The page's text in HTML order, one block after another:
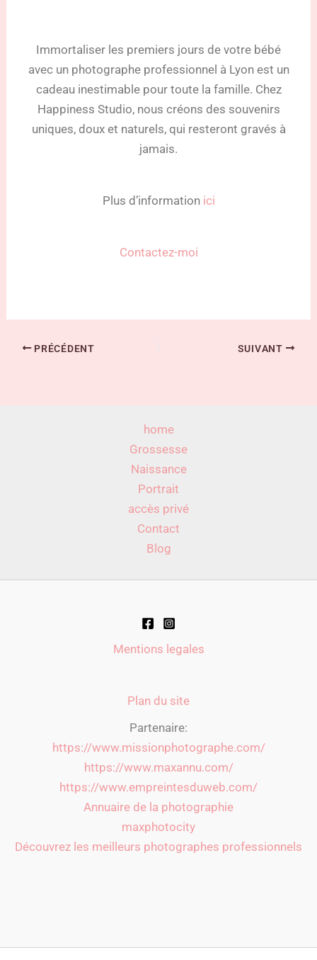
Immortaliser les premiers jours de votre bébé
avec un photographe professionnel à Lyon est un
cadeau inestimable pour toute la famille. Chez
Happiness Studio, nous créons des souvenirs
uniques, doux et naturels, qui resteront gravés à
jamais.
Plus d’information ici
Contactez-moi
PRÉCÉDENT SUIVANT
home
Grossesse
Naissance
Portrait
accès privé
Contact
Blog
Mentions legales
Plan du site
Partenaire:
https://www.missionphotographe.com/
https://www.maxannu.com/
https://www.empreintesduweb.com/
Annuaire de la photographie
maxphotocity
Découvrez les meilleurs photographes professionnels